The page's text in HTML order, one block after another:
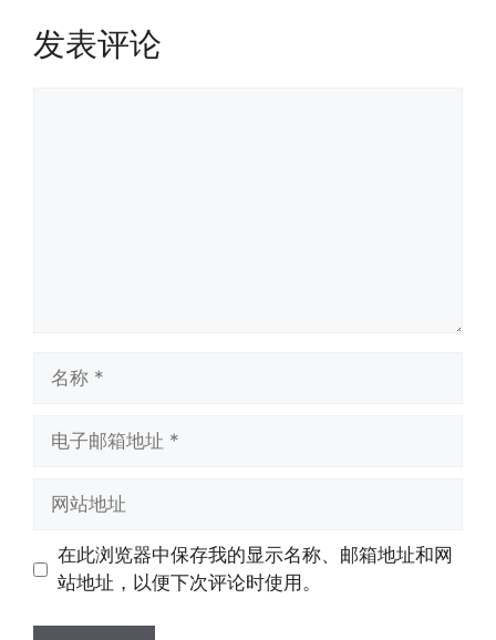
发表评论
址
址
在此浏览器中保存我的显示名称、邮箱地址和网
站地址，以便下次评论时使用。